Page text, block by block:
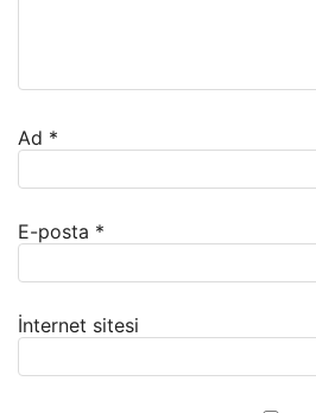
Ad *
E-posta *
İnternet sitesi